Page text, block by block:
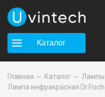
Каталог
Главная Каталог Лампы
Лампа инфракрасная